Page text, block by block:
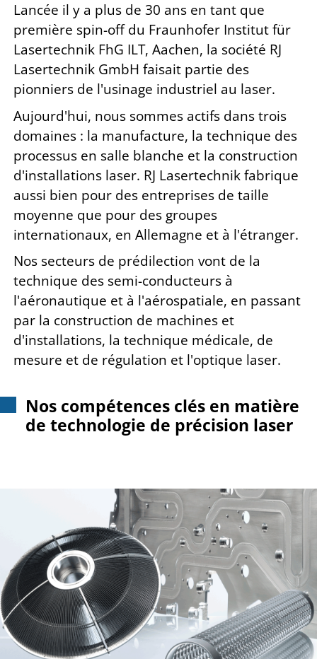
Lancée il y a plus de 30 ans en tant que
première spin-off du Fraunhofer Institut für
Lasertechnik FhG ILT, Aachen, la société RJ
Lasertechnik GmbH faisait partie des
pionniers de l'usinage industriel au laser.
Aujourd'hui, nous sommes actifs dans trois
domaines : la manufacture, la technique des
processus en salle blanche et la construction
d'installations laser. RJ Lasertechnik fabrique
aussi bien pour des entreprises de taille
moyenne que pour des groupes
internationaux, en Allemagne et à l'étranger.
Nos secteurs de prédilection vont de la
technique des semi-conducteurs à
l'aéronautique et à l'aérospatiale, en passant
par la construction de machines et
d'installations, la technique médicale, de
mesure et de régulation et l'optique laser.
Nos compétences clés en matière
de technologie de précision laser